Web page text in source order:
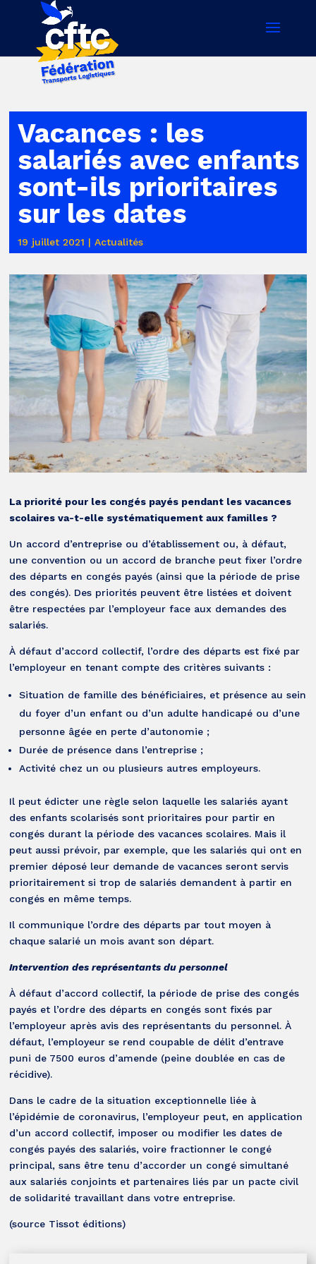
Vacances : les
salariés avec enfants
sont-ils prioritaires
sur les dates
19 juillet 2021 |Actualités
La priorité pour les congés payés pendant les vacances
scolaires va-t-elle systématiquement aux familles ?
Un accord d’entreprise ou d’établissement ou, à défaut,
une convention ou un accord de branche peut fixer l’ordre
des départs en congés payés (ainsi que la période de prise
des congés). Des priorités peuvent être listées et doivent
être respectées par l’employeur face aux demandes des
salariés.
À défaut d’accord collectif, l’ordre des départs est fixé par
l’employeur en tenant compte des critères suivants :
Situation de famille des bénéficiaires, et présence au sein
du foyer d’un enfant ou d’un adulte handicapé ou d’une
personne âgée en perte d’autonomie ;
Durée de présence dans l’entreprise ;
Activité chez un ou plusieurs autres employeurs.
Il peut édicter une règle selon laquelle les salariés ayant
des enfants scolarisés sont prioritaires pour partir en
congés durant la période des vacances scolaires. Mais il
peut aussi prévoir, par exemple, que les salariés qui ont en
premier déposé leur demande de vacances seront servis
prioritairement si trop de salariés demandent à partir en
congés en même temps.
Il communique l’ordre des départs par tout moyen à
chaque salarié un mois avant son départ.
Intervention des représentants du personnel
À défaut d’accord collectif, la période de prise des congés
payés et l’ordre des départs en congés sont fixés par
l’employeur après avis des représentants du personnel. À
défaut, l’employeur se rend coupable de délit d’entrave
puni de 7500 euros d’amende (peine doublée en cas de
récidive).
Dans le cadre de la situation exceptionnelle liée à
l’épidémie de coronavirus, l’employeur peut, en application
d’un accord collectif, imposer ou modifier les dates de
congés payés des salariés, voire fractionner le congé
principal, sans être tenu d’accorder un congé simultané
aux salariés conjoints et partenaires liés par un pacte civil
de solidarité travaillant dans votre entreprise.
(source Tissot éditions)